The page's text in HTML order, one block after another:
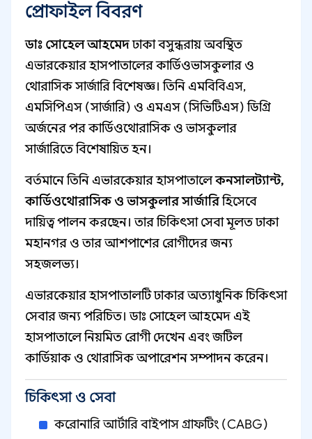
প্রোফাইল বিবরণ
ডাঃ সোহেল আহমেদঢাকা বসুন্ধরায় অবস্থিত
এভারকেয়ার হাসপাতালের কার্ডিওভাসকুলার ও
থোরাসিক সার্জারি বিশেষজ্ঞ। তিনি এমবিবিএস,
এমসিপিএস (সার্জারি) ও এমএস (সিভিটিএস) ডিগ্রি
অর্জনের পর কার্ডিওথোরাসিক ও ভাসকুলার
সার্জারিতে বিশেষায়িত হন।
বর্তমানে তিনি এভারকেয়ার হাসপাতালেকনসালট্যান্ট,
কার্ডিওথোরাসিক ও ভাসকুলার সার্জারিহিসেবে
দায়িত্ব পালন করছেন। তার চিকিৎসা সেবা মূলত ঢাকা
মহানগর ও তার আশপাশের রোগীদের জন্য
সহজলভ্য।
এভারকেয়ার হাসপাতালটি ঢাকার অত্যাধুনিক চিকিৎসা
সেবার জন্য পরিচিত। ডাঃ সোহেল আহমেদ এই
হাসপাতালে নিয়মিত রোগী দেখেন এবং জটিল
কার্ডিয়াক ও থোরাসিক অপারেশন সম্পাদন করেন।
চিকিৎসা ও সেবা
করোনারি আর্টারি বাইপাস গ্রাফটিং (CABG)